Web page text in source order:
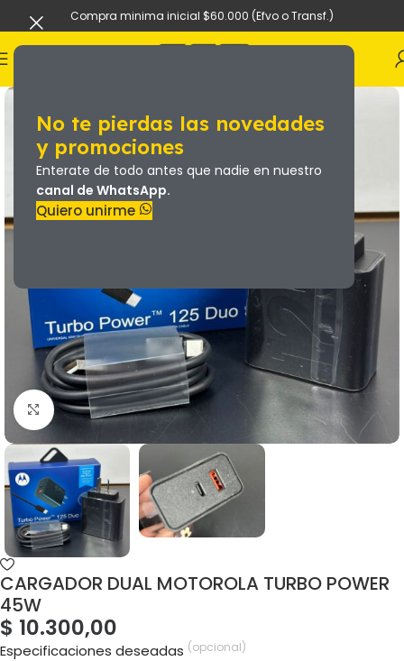
No te pierdas las novedades
y promociones
Enterate de todo antes que nadie en nuestro
canal de WhatsApp.
Quiero unirme
Compra minima inicial $60.000 (Efvo o Transf.)
CARGADOR DUAL MOTOROLA TURBO POWER
45W
$ 10.300,00
Especificaciones deseadas (opcional)